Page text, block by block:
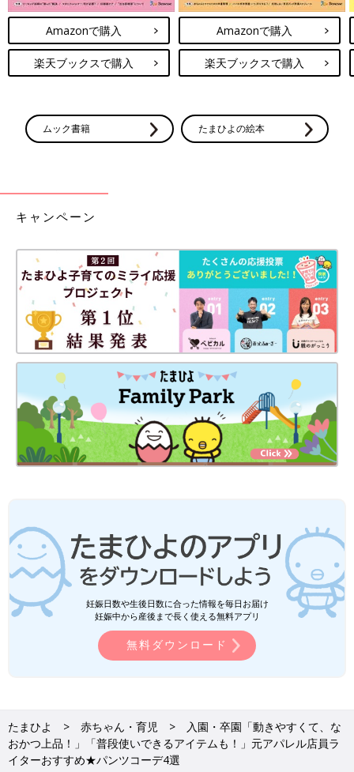
Amazonで購入
楽天ブックスで購入
Amazonで購入
楽天ブックスで購入
ムック書籍 たまひよの絵本
キャンペーン
妊娠日数や生後日数に合った情報を毎日お届け
妊娠中から産後まで長く使える無料アプリ
無料ダウンロード
たまひよ 赤ちゃん・育児
入園・卒園「動きやすくて、な
おかつ上品！」「普段使いできるアイテムも！」元アパレル店員ラ
イターおすすめ★パンツコーデ4選